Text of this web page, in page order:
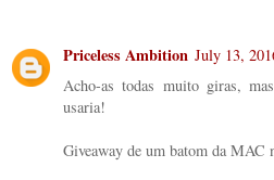
Priceless Ambition July 13,
Acho-as todas muito giras,
usaria!
Giveaway de um batom da MAC